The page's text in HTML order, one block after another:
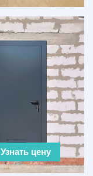
Узнать цену